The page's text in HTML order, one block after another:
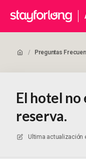
/ Preguntas
El hotel
reserva.
Ultima actualización